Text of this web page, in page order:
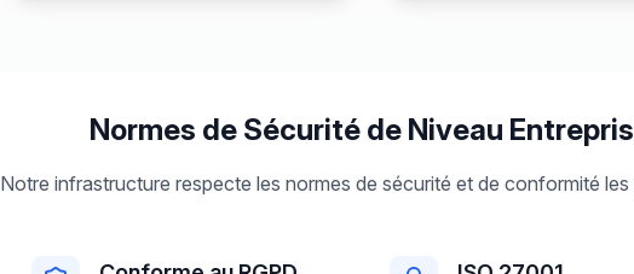
Normes de Sécurité de Niveau
Notre infrastructure respecte les normes de sécurité et de conformité les